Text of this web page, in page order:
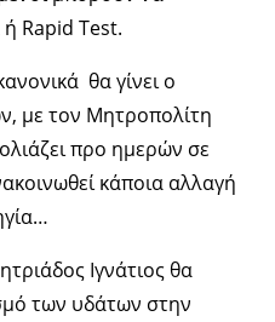
Rapid Test.
θα γίνει ο
με τον Μητροπολίτη
προ ημερών σε
κάποια αλλαγή
Ιγνάτιος θα
των υδάτων στην